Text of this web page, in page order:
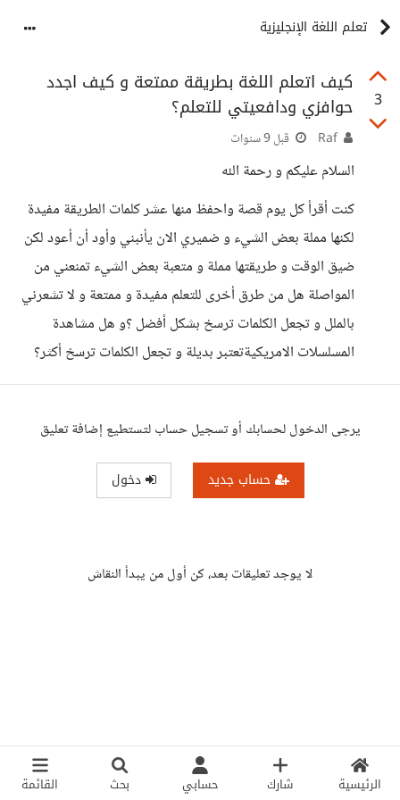
الرئيسية شارك حسابي بحث القائمة
تعلم اللغة الإنجليزية
3
كيف اتعلم اللغة بطريقة ممتعة و كيف اجدد
حوافزي ودافعيتي للتعلم؟
قبل 9 سنوات
السلام عليكم و رحمة الله
كنت أقرأ كل يوم قصة واحفظ منها عشر كلمات الطريقة مفيدة
لكنها مملة بعض الشيء و ضميري الان يأنبني وأود أن أعود لكن
ضيق الوقت و طريقتها مملة و متعبة بعض الشيء تمنعني من
المواصلة هل من طرق أخرى للتعلم مفيدة و ممتعة و لا تشعرني
بالملل و تجعل الكلمات ترسخ بشكل أفضل ؟و هل مشاهدة
المسلسلات الامريكيةتعتبر بديلة و تجعل الكلمات ترسخ أكثر؟
يرجى الدخول لحسابك أو تسجيل حساب لتستطيع إضافة تعليق
حساب جديد دخول
لا يوجد تعليقات بعد، كن أول من يبدأ النقاش